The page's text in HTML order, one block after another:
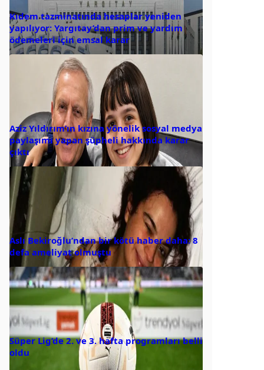
Kıdem tazminatında hesaplar yeniden
yapılıyor: Yargıtay’dan prim ve yardım
ödemeleri için emsal karar
Aziz Yıldırım’ın kızına yönelik sosyal medya
paylaşımı yapan şüpheli hakkında karar
çıktı
Aslı Bekiroğlu’ndan bir kötü haber daha: 8
defa ameliyat olmuştu
Süper Lig’de 2. ve 3. hafta programları belli
oldu